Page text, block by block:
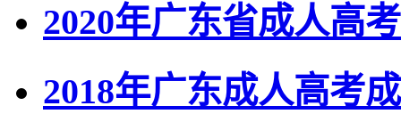
2020年广东省成人高
2018年广东成人高考